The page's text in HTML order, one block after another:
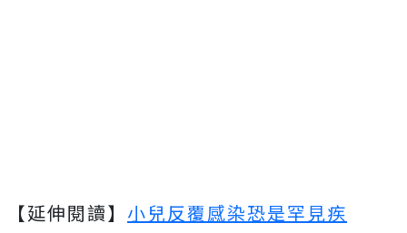
【延伸閱讀】 小兒反覆感染恐是罕見疾